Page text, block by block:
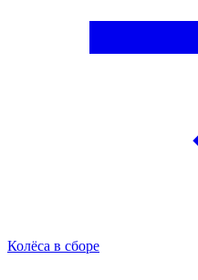
Колёса в сборе